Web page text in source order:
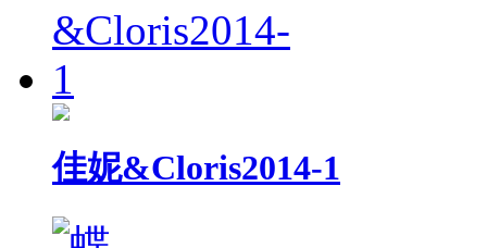
佳妮&Cloris2014-1